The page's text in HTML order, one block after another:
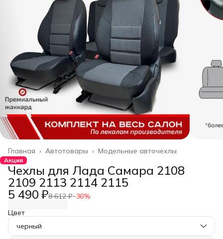
Модельные авточехлы
Автотовары ›
Главная ›
Акция
Чехлы для Лада Самара 2108
2109 2113 2114 2115
5 490 ₽8 612 ₽−36%
Цвет
черный